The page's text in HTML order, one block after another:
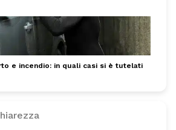
e incendio: in quali casi si è tutelati